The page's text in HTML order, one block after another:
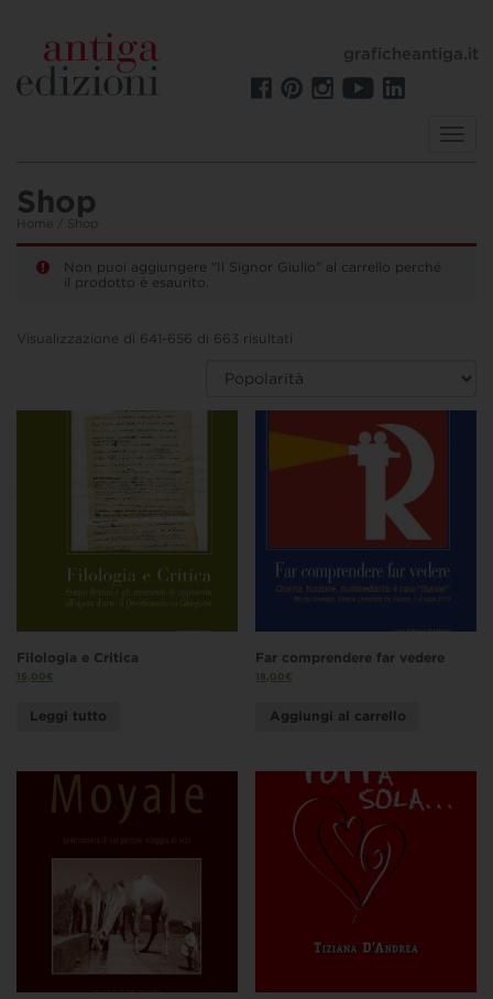
graficheantiga.it
Shop
Home / Shop
Non puoi aggiungere "Il Signor Giulio" al carrello perché
il prodotto è esaurito.
Visualizzazione di 641-656 di 663 risultati
Filologia e Critica
15,00€
Leggi tutto
Far comprendere far vedere
18,00€
Aggiungi al carrello